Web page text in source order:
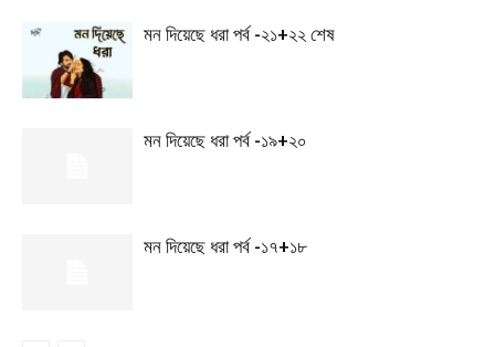
মন দিয়েছে ধরা পর্ব -২১+২২ শেষ
মন দিয়েছে ধরা পর্ব -১৯+২০
মন দিয়েছে ধরা পর্ব -১৭+১৮